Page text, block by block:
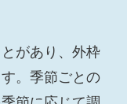
があり、外枠
。季節ごとの